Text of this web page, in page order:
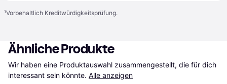
¹Vorbehaltlich Kreditwürdigkeitsprüfung.
Ähnliche Produkte
Wir haben eine Produktauswahl zusammengestellt, die für dich
interessant sein könnte. Alle anzeigen